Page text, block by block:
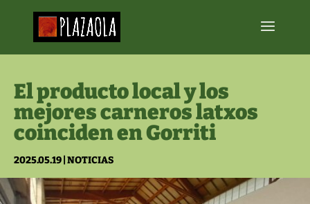
El producto local y los
mejores carneros latxos
coinciden en Gorriti
2025.05.19 NOTICIAS